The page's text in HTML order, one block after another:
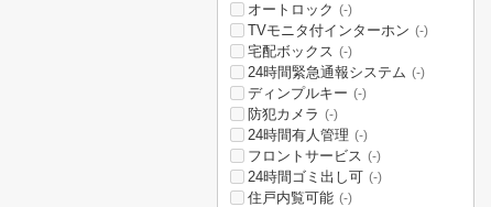
オートロック (-)
TVモニタ付インターホン (-)
宅配ボックス (-)
24時間緊急通報システム (-)
ディンプルキー (-)
防犯カメラ (-)
24時間有人管理 (-)
フロントサービス (-)
24時間ゴミ出し可 (-)
住戸内覧可能 (-)